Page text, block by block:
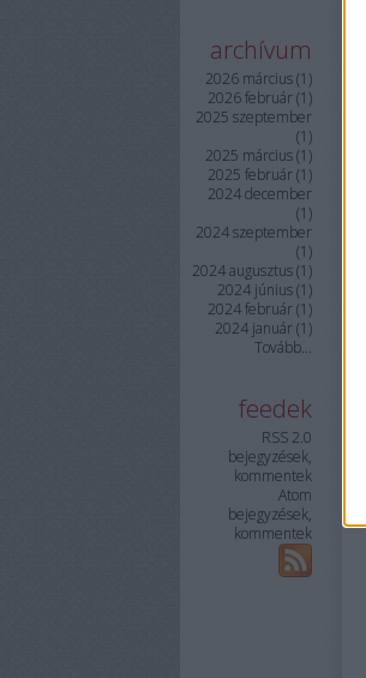
archívum
2026 március (1 )
2026 február (1 )
2025 szeptember
(1 )
2025 március (1 )
2025 február (1 )
2024 december
(1 )
2024 szeptember
(1 )
2024 augusztus (1 )
2024 június (1 )
2024 február (1 )
2024 január (1 )
Tovább...
feedek
RSS 2.0
bejegyzések,
kommentek
Atom
bejegyzések,
kommentek